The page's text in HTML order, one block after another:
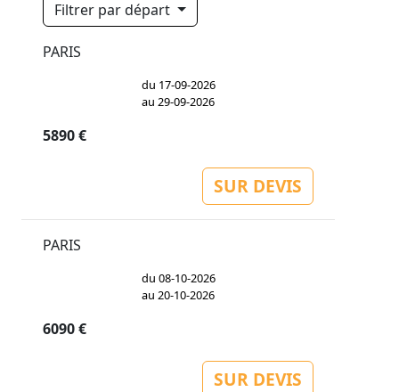
PARIS
du 17-09-2026
au 29-09-2026
5890 €
SUR DEVIS
PARIS
du 08-10-2026
au 20-10-2026
6090 €
SUR DEVIS
Filtrer par départ